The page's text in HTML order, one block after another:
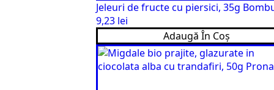
Jeleuri de fructe cu piersici, 35g
9,23 lei
Adaugă În Coș